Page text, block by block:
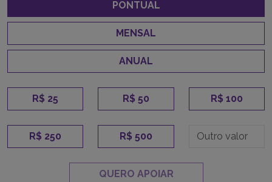
PONTUAL
MENSAL
ANUAL
R$ 25 R$ 50 R$ 100
R$ 250 R$ 500
QUERO APOIAR